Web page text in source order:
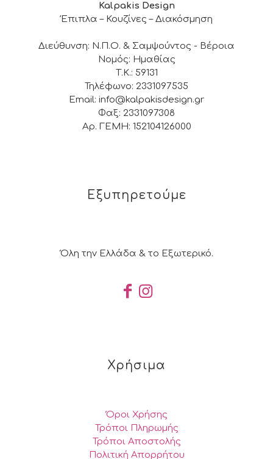
Kalpakis Design
Έπιπλα – Κουζίνες – Διακόσμηση
Διεύθυνση: Ν.Π.Ο. & Σαμψούντος - Βέροια
Νομός: Ημαθίας
Τ.Κ.: 59131
Τηλέφωνο: 2331097535
Email: info@kalpakisdesign.gr
Φαξ: 2331097308
Αρ. ΓΕΜΗ: 152104126000
Εξυπηρετούμε
Όλη την Ελλάδα & το Εξωτερικό.
Χρήσιμα
Όροι Χρήσης
Τρόποι Πληρωμής
Τρόποι Αποστολής
Πολιτική Απορρήτου